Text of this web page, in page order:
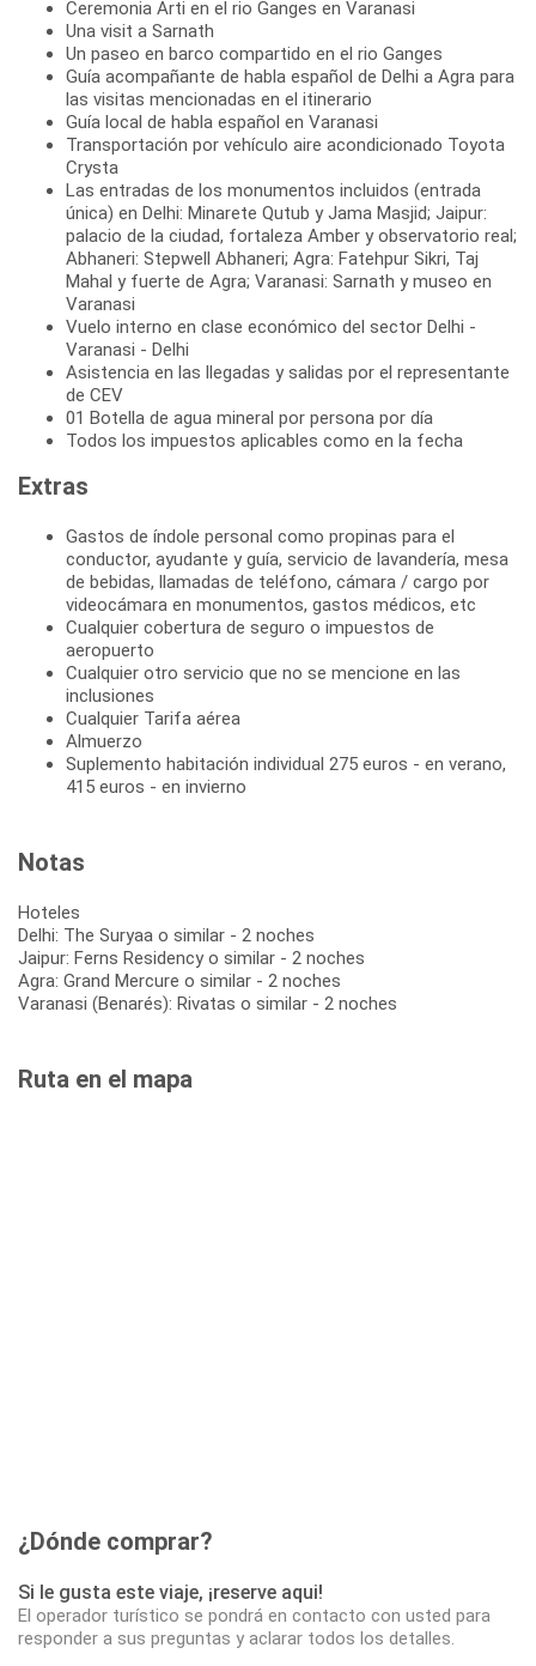
Ceremonia Arti en el rio Ganges en Varanasi
Una visit a Sarnath
Un paseo en barco compartido en el rio Ganges
Guía acompañante de habla español de Delhi a Agra para
las visitas mencionadas en el itinerario
Guía local de habla español en Varanasi
Transportación por vehículo aire acondicionado Toyota
Crysta
Las entradas de los monumentos incluidos (entrada
única) en Delhi: Minarete Qutub y Jama Masjid; Jaipur:
palacio de la ciudad, fortaleza Amber y observatorio real;
Abhaneri: Stepwell Abhaneri; Agra: Fatehpur Sikri, Taj
Mahal y fuerte de Agra; Varanasi: Sarnath y museo en
Varanasi
Vuelo interno en clase económico del sector Delhi -
Varanasi - Delhi
Asistencia en las llegadas y salidas por el representante
de CEV
01 Botella de agua mineral por persona por día
Todos los impuestos aplicables como en la fecha
Extras
Gastos de índole personal como propinas para el
conductor, ayudante y guía, servicio de lavandería, mesa
de bebidas, llamadas de teléfono, cámara / cargo por
videocámara en monumentos, gastos médicos, etc
Cualquier cobertura de seguro o impuestos de
aeropuerto
Cualquier otro servicio que no se mencione en las
inclusiones
Cualquier Tarifa aérea
Almuerzo
Suplemento habitación individual 275 euros - en verano,
415 euros - en invierno
Notas
Hoteles
Delhi: The Suryaa o similar - 2 noches
Jaipur: Ferns Residency o similar - 2 noches
Agra: Grand Mercure o similar - 2 noches
Varanasi (Benarés): Rivatas o similar - 2 noches
Ruta en el mapa
¿Dónde comprar?
Si le gusta este viaje, ¡reserve aqui!
El operador turístico se pondrá en contacto con usted para
responder a sus preguntas y aclarar todos los detalles.